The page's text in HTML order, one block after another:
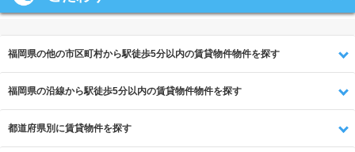
福岡県の他の市区町村から駅徒歩5分以内の賃貸物件物件を探す
福岡県の沿線から駅徒歩5分以内の賃貸物件物件を探す
都道府県別に賃貸物件を探す